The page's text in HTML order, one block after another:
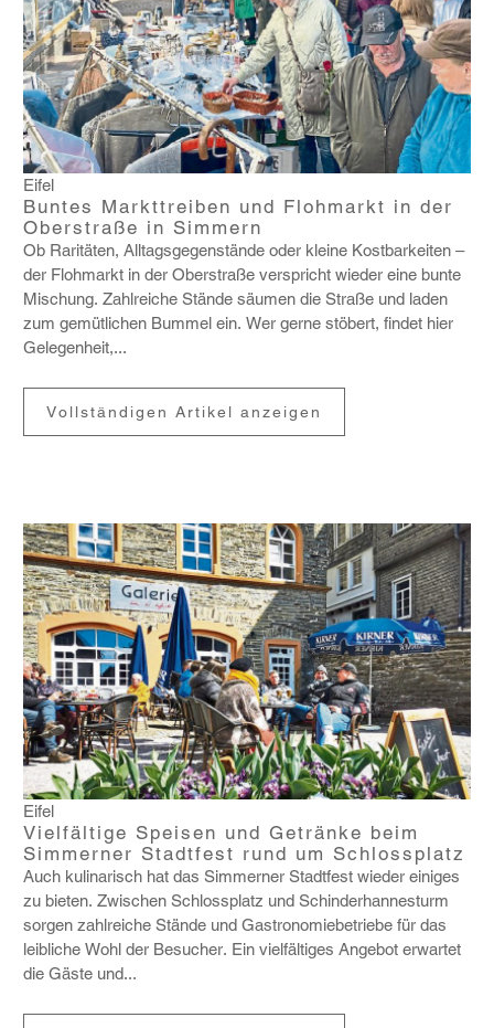
Eifel
Buntes Markttreiben und Flohmarkt in der
Oberstraße in Simmern
Ob Rari­täten, Alltags­ge­gen­stände oder kleine Kost­bar­keiten –
der Floh­markt in der Ober­straße verspricht wieder eine bunte
Mischung. Zahl­reiche Stände säumen die Straße und laden
zum gemüt­li­chen Bummel ein. Wer gerne stöbert, findet hier
Gele­gen­heit,...
Vollständigen Artikel anzeigen
Eifel
Vielfältige Speisen und Getränke beim
Simmerner Stadtfest rund um Schlossplatz
Auch kuli­na­risch hat das Simmerner Stadt­fest wieder einiges
zu bieten. Zwischen Schloss­platz und Schin­der­han­nes­turm
sorgen zahl­reiche Stände und Gastro­no­mie­be­triebe für das
leib­liche Wohl der Besu­cher. Ein viel­fäl­tiges Angebot erwartet
die Gäste und...